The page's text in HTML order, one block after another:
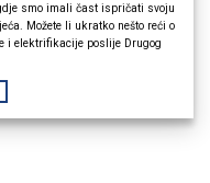
smo imali čast ispričati svoju
Možete li ukratko nešto reći o
i elektrifikacije poslije Drugog